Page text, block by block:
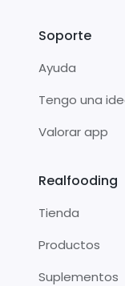
Soporte
Ayuda
Tengo una
Valorar app
Realfooding
Tienda
Productos
Suplementos